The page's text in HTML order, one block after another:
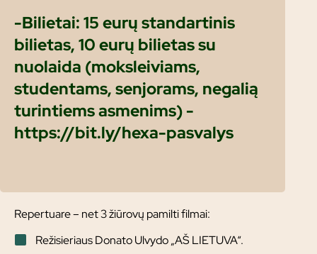
-Bilietai: 15 eurų standartinis
bilietas, 10 eurų bilietas su
nuolaida (moksleiviams,
studentams, senjorams, negalią
turintiems asmenims) -
https://bit.ly/hexa-pasvalys
Repertuare – net 3 žiūrovų pamilti filmai:
Režisieriaus Donato Ulvydo „AŠ LIETUVA“.